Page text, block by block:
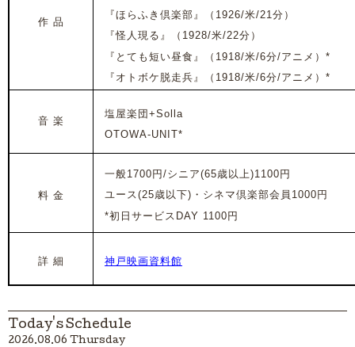
作 品
『ほらふき倶楽部』
（1926/米/21分）
『怪人現る』
（1928/米/22分）
『とても短い昼食』
（1918/米/6分/アニメ）*
『オトボケ脱走兵』
（1918/米/6分/アニメ）*
音 楽
塩屋楽団+Solla
OTOWA-UNIT*
料 金
一般1700円/シニア(65歳以上)1100円
ユース(25歳以下)・シネマ倶楽部会員1000円
*初日サービスDAY 1100円
詳 細 神戸映画資料館
Today's Schedule
2026.08.06 Thursday